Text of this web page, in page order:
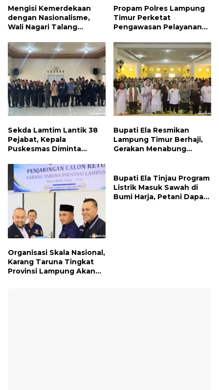
Mengisi Kemerdekaan
dengan Nasionalisme,
Wali Nagari Talang
Bendera Merah Putih
Sepanjang Agustus
Propam Polres Lampung
Timur Perketat
Pengawasan Pelayanan
Profesional dan Bebas
Penyimpangan
Sekda Lamtim Lantik 38
Pejabat, Kepala
Puskesmas Diminta
Hadir di Tengah
Masyarakat
Bupati Ela Resmikan
Lampung Timur Berhaji,
Gerakan Menabung
Organisasi Skala Nasional,
Karang Taruna Tingkat
Provinsi Lampung Akan
Bupati Ela Tinjau Program
Listrik Masuk Sawah di
Bumi Harja, Petani Dapat